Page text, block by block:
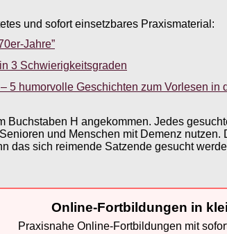
und sofort einsetzbares Praxismaterial:
Jahre”
3 Schwierigkeitsgraden
5 humorvolle Geschichten zum Vorlesen in
Buchstaben H angekommen. Jedes
und Menschen mit Demenz
das sich reimende Satzende gesucht
Online-Fortbildungen in
Praxisnahe Online-Fortbildungen mit